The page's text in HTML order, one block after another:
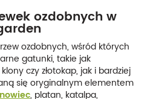
ozdobnych w
ozdobnych, wśród których
gatunki, takie jak
czy złotokap, jak i bardziej
się oryginalnym elementem
, platan, katalpa,